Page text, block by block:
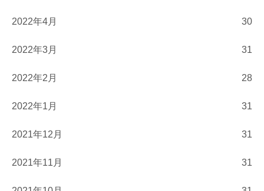
2022年4月 30
2022年3月 31
2022年2月 28
2022年1月 31
2021年12月 31
2021年11月 31